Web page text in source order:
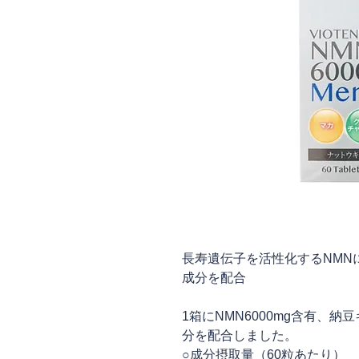
長寿遺伝子を活性化するNMN
成分を配合
1箱にNMN6000mg含有、納
分を配合しました。
○成分摂取量（60粒あたり）